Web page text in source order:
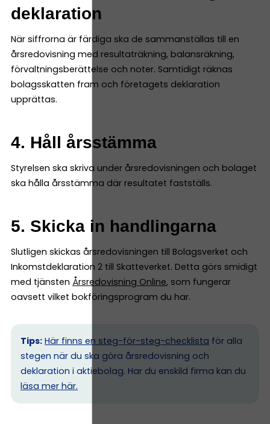
deklaration
När siffrorna är färdiga ska de sammanställas till en
årsredovisning med resultaträkning, balansräkning,
förvaltningsberättelse och noter. Samtidigt räknas
bolagsskatten fram och företagets deklaration
upprättas.
4. Håll årsstämma
Styrelsen ska skriva under årsredovisningen och bolaget
ska hålla årsstämma där resultatet fastställs.
5. Skicka in handlingarna
Slutligen skickas årsredovisningen till Bolagsverket och
Inkomstdeklaration 2 till Skatteverket. Detta görs smidigt
med tjänsten Årsredovisning Online, som fungerar
oavsett vilket bokföringsprogram du har.
Tips: Här finns en steg-för-steg-checklista för alla
stegen när du ska göra årsredovisning och
deklaration i aktiebolag. Har du enskild firma kan du
läsa mer här.